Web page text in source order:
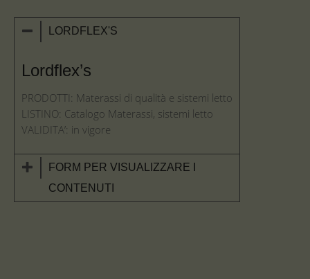
LORDFLEX'S
Lordflex’s
PRODOTTI: Materassi di qualità e sistemi letto
LISTINO: Catalogo Materassi, sistemi letto
VALIDITA’: in vigore
FORM PER VISUALIZZARE I
CONTENUTI